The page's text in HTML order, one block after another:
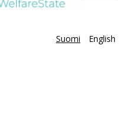
Suomi
English